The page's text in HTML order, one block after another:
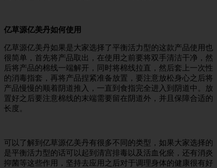
亿草源亿美丹如何使用
亿草源亿美丹如果是大家选择了平衡活力型的这款产品使用也
很简单，首先将产品取出，在使用之前要将双手清洁干净，然
后将产品的棉线一端解开，同时将棉线拉直，然后套上一次性
的消毒指套，再将产品捏紧准备放置，要注意放松身心之后将
产品慢慢的顺着阴道推入，一直到食指完全进入到阴道中。放
置好之后要注意棉线的末端需要留在阴道外，并且保障合适的
长度。
可以了解到亿草源亿美丹有很多不同的类型，如果大家选择的
是平衡活力型的话可以起到清宫排毒以及活血化瘀，还有消炎
抑菌等这些作用，坚持去应用之后对于调理身体的健康很有好